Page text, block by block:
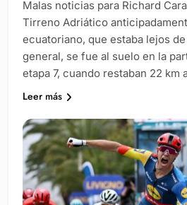
Malas noticias para Richard
Tirreno Adriático
ecuatoriano, que estaba lejos
general, se fue al suelo en la
etapa 7, cuando restaban 22 km
Leer más